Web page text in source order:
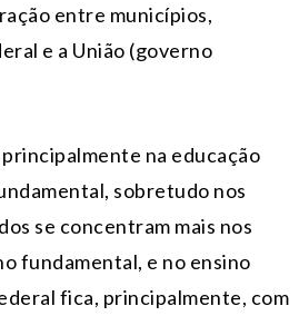
entre municípios,
e a União (governo
na educação
sobretudo nos
se concentram mais nos
fundamental, e no ensino
fica, principalmente, com